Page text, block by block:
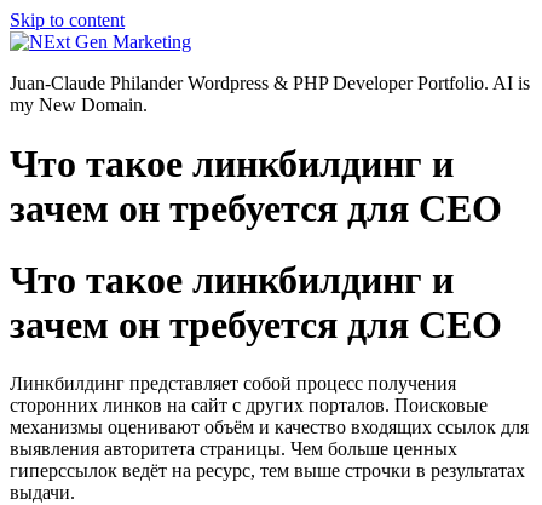
Skip to content
Juan-Claude Philander Wordpress & PHP Developer Portfolio. AI is
my New Domain.
Что такое линкбилдинг и
зачем он требуется для СЕО
Что такое линкбилдинг и
зачем он требуется для СЕО
Линкбилдинг представляет собой процесс получения
сторонних линков на сайт с других порталов. Поисковые
механизмы оценивают объём и качество входящих ссылок для
выявления авторитета страницы. Чем больше ценных
гиперссылок ведёт на ресурс, тем выше строчки в результатах
выдачи.